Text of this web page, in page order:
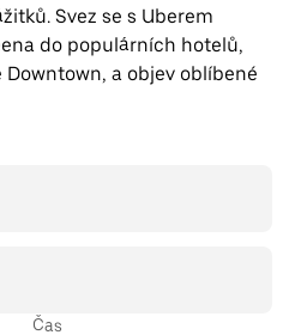
Svez se s Uberem
do populárních hotelů,
a objev oblíbené
Čas